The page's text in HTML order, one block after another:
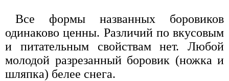
Все формы названных боровиков
одинаково ценны. Различий по вкусовым
и питательным свойствам нет. Любой
молодой разрезанный боровик (ножка и
шляпка) белее снега.